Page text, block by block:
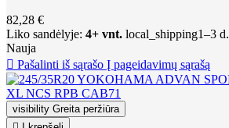
82,28 €
Liko sandėlyje: 4+ vnt. local_shipping1–3 d.
Nauja
 Pašalinti iš sąrašo Į pageidavimų sąrašą
visibility Greita peržiūra